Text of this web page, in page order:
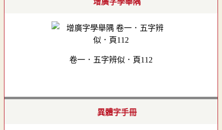
增廣字學舉隅
卷一．五字辨似．頁112
異體字手冊